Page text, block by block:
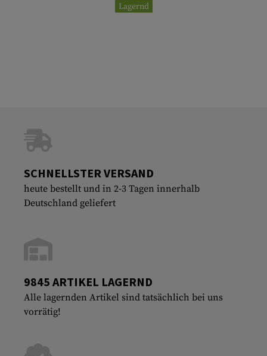
Lagernd
SCHNELLSTER VERSAND
heute bestellt und in 2-3 Tagen innerhalb
Deutschland geliefert
9845 ARTIKEL LAGERND
Alle lagernden Artikel sind tatsächlich bei uns
vorrätig!